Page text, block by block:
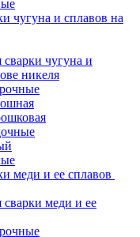
чугуна и сплавов на
чугуна и
никеля
меди и ее сплавов
меди и ее